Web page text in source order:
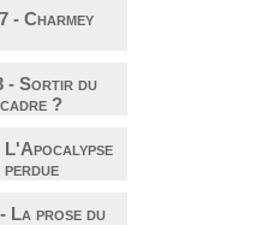
- Charmey
- Sortir du
cadre ?
L'Apocalypse
perdue
La prose du